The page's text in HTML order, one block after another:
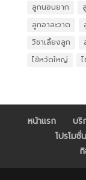
ลูกนอนยาก
ลูกอาละวาด
วิชาเลี้ยงลูก
ไข้หวัดใหญ่
หน้าแรก บริ
โปรโมชั่น